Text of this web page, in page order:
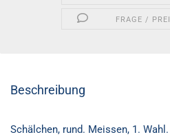
FRAGE /
Beschreibung
Schälchen, rund. Meissen, 1.